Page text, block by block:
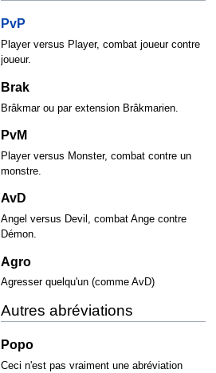
PvP
Player versus Player, combat joueur contre
joueur.
Brak
Brâkmar ou par extension Brâkmarien.
PvM
Player versus Monster, combat contre un
monstre.
AvD
Angel versus Devil, combat Ange contre
Démon.
Agro
Agresser quelqu'un (comme AvD)
Autres abréviations
Popo
Ceci n'est pas vraiment une abréviation